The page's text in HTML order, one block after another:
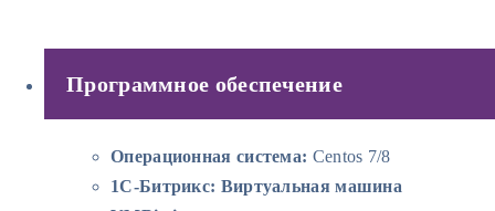
Программное обеспечение
Операционная система: Centos 7/8
1C-Битрикс: Виртуальная машина